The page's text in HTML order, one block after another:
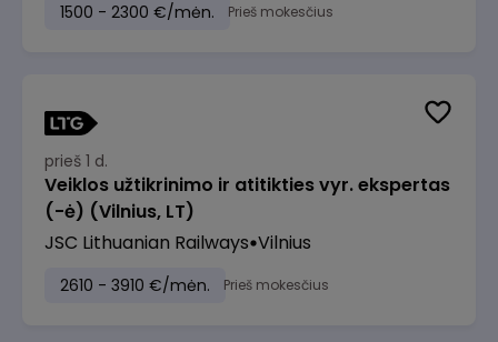
1500 - 2300 €/mėn. Prieš mokesčius
prieš 1 d.
Veiklos užtikrinimo ir atitikties vyr. ekspertas
(-ė) (Vilnius, LT)
JSC Lithuanian Railways Vilnius
2610 - 3910 €/mėn. Prieš mokesčius